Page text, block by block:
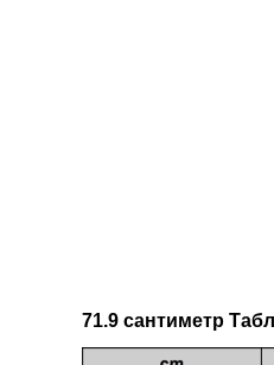
71.9 сантиметр